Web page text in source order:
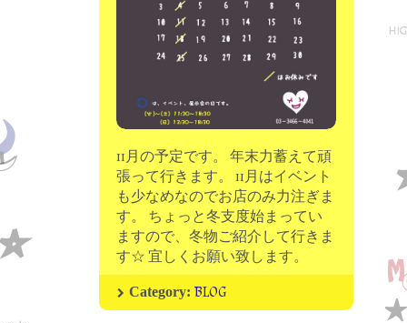
my account
minna kitchen komeco
11月の予定です。 年末力蓄えて頑
張って行きます。 11月はイベント
も少なめなのでお店のみ力注ぎま
す。 ちょっと冬支度始まってい
ますので、冬物ご紹介して行きま
す☆ 宜しくお願い致します。
Category: BLOG